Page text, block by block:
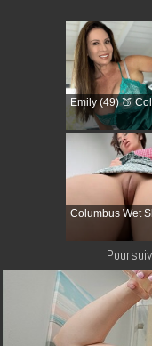
Emily (49) 🍑
Columbus Wet